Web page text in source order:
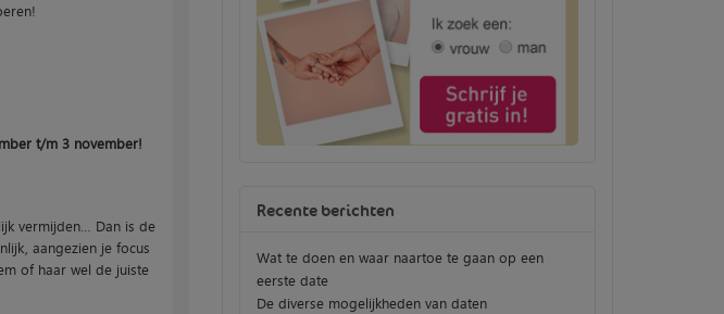
t/m 3 november!
vermijden… Dan is de
aangezien je focus
of haar wel de juiste
Recente berichten
Wat te doen en waar naartoe te gaan op een
eerste date
De diverse mogelijkheden van daten